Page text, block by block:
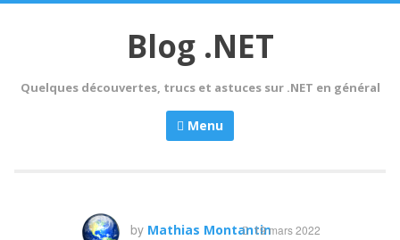
Blog .NET
Quelques découvertes, trucs et astuces sur .NET en général
Menu
19 mars 2022
by Mathias Montantin